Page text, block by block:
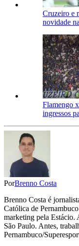
Cruzeiro e
novidade
Flamengo
ingressos
PorBrenno Costa
Brenno Costa é
Católica de
marketing pela Estácio.
São Paulo. Antes,
Pernambuco/